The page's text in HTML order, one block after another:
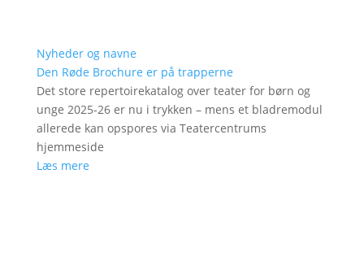
Nyheder og navne
Den Røde Brochure er på trapperne
Det store repertoirekatalog over teater for børn og
unge 2025-26 er nu i trykken – mens et bladremodul
allerede kan opspores via Teatercentrums
hjemmeside
Læs mere